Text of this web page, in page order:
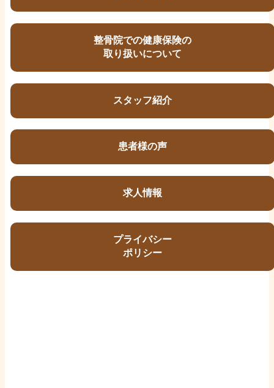
整骨院での健康保険の
取り扱いについて
スタッフ紹介
患者様の声
求人情報
プライバシー
ポリシー